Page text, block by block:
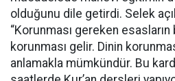
olduğunu dile getirdi. Selek
“Korunması gereken esasların
korunması gelir. Dinin
anlamakla mümkündür. Bu